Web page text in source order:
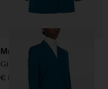
Max Mara
Giacca in lana doppiopetto
€ 850,00